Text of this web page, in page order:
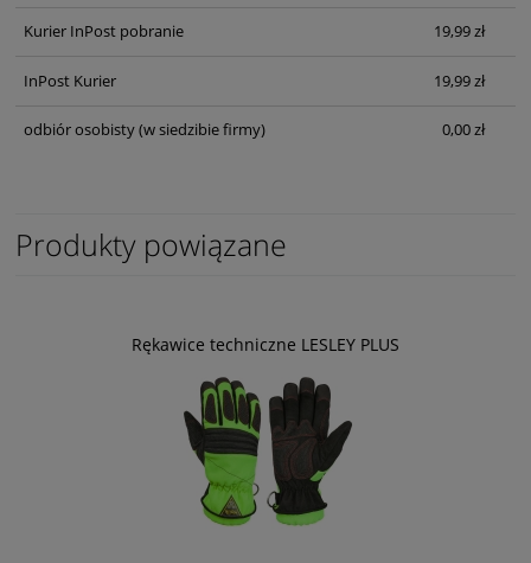
Kurier InPost pobranie 19,99 zł
InPost Kurier 19,99 zł
odbiór osobisty(w siedzibie firmy) 0,00 zł
Produkty powiązane
Rękawice techniczne LESLEY PLUS